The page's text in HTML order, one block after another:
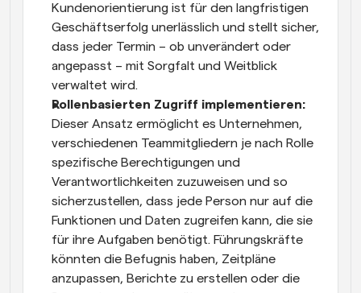
Kundenorientierung ist für den langfristigen
Geschäftserfolg unerlässlich und stellt sicher,
dass jeder Termin – ob unverändert oder
angepasst – mit Sorgfalt und Weitblick
verwaltet wird.
Dieser Ansatz ermöglicht es Unternehmen,
verschiedenen Teammitgliedern je nach Rolle
spezifische Berechtigungen und
Verantwortlichkeiten zuzuweisen und so
sicherzustellen, dass jede Person nur auf die
Funktionen und Daten zugreifen kann, die sie
für ihre Aufgaben benötigt. Führungskräfte
könnten die Befugnis haben, Zeitpläne
anzupassen, Berichte zu erstellen oder die